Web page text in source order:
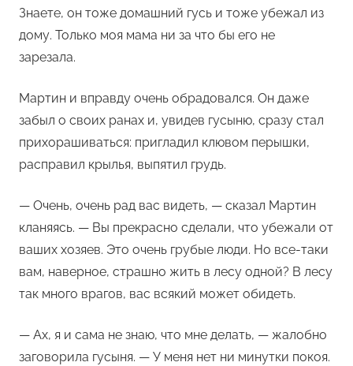
Знаете, он тоже домашний гусь и тоже убежал из
дому. Только моя мама ни за что бы его не
зарезала.
Мартин и вправду очень обрадовался. Он даже
забыл о своих ранах и, увидев гусыню, сразу стал
прихорашиваться: пригладил клювом перышки,
расправил крылья, выпятил грудь.
— Очень, очень рад вас видеть, — сказал Мартин
кланяясь. — Вы прекрасно сделали, что убежали от
ваших хозяев. Это очень грубые люди. Но все-таки
вам, наверное, страшно жить в лесу одной? В лесу
так много врагов, вас всякий может обидеть.
— Ах, я и сама не знаю, что мне делать, — жалобно
заговорила гусыня. — У меня нет ни минутки покоя.